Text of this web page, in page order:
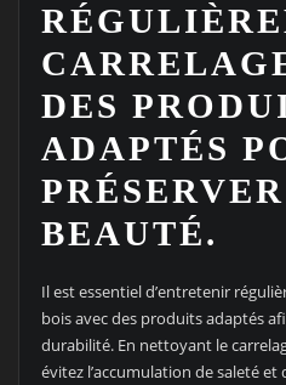
DES
ADAPTÉS
BEAUTÉ.
Il est essentiel d’entretenir
bois avec des produits adaptés
durabilité. En nettoyant le
évitez l’accumulation de saleté